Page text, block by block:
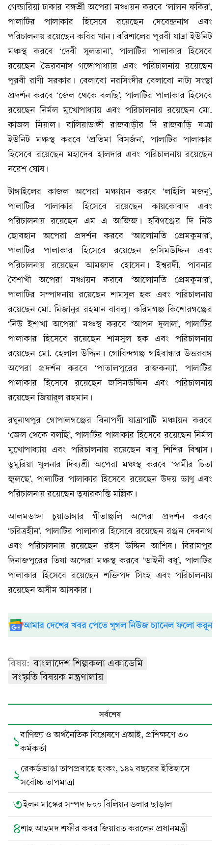
গেন্ডারিয়া ঢাকার বঙ্গশ্রী অপেরা মঞ্চায়ন করবে ‘লালন ফকির’,
পালাটির পালাকার হিসেবে রয়েছেন দেবেন্দ্রনাথ এবং
পরিচালনায় রয়েছেন কবির খান। বরিশালের পূরবী যাত্রা ইউনিট
মঞ্চস্থ করবে ‘দেবী সুলতানা’, পালাটির পালাকার হিসেবে
রয়েছেন ভৈরবনাথ গঙ্গোপাধ্যায় এবং পরিচালনায় রয়েছেন
পুরবী রাণী সরকার। বেলাবো নরসিংদীর বেলাবো নাট্য সংস্থা
প্রদর্শন করবে ‘জেল থেকে বলছি’, পালাটির পালাকার হিসেবে
রয়েছেন নির্মল মুখোপাধ্যায় এবং পরিচালনায় রয়েছেন মো.
কাজল মিয়াল। বালিয়াডাঙ্গী রাজবাড়ীর দি রাজবাড়ি যাত্রা
ইউনিট মঞ্চস্থ করবে ‘প্রতিমা বিসর্জন’, পালাটির পালাকার
হিসেবে রয়েছেন মহাদেব হালদার এবং পরিচালনায় রয়েছেন
নরেশ ঘোষ।
টাঙ্গাইলের কাজল অপেরা মঞ্চায়ন করবে ‘লাইলি মজনু’,
পালাটির পালাকার হিসেবে রয়েছেন কায়কোবাদ এবং
পরিচালনায় রয়েছেন এম এ আজিজ। হবিগঞ্জের দি নিউ
ছোবহান অপেরা প্রদর্শন করবে ‘আলোমতি প্রেমকুমার’,
পালাটির পালাকার হিসেবে রয়েছেন জসিমউদ্দিন এবং
পরিচালনায় রয়েছেন আমজাদ হোসেন। ইশ্বরদী, পাবনার
বৈশাখী অপেরা মঞ্চায়ন করবে ‘আলোমতি প্রেমকুমার’,
পালাটির সম্পাদনায় রয়েছেন শামসুল হক এবং পরিচালনায়
রয়েছেন মো. মিজানুর রহমান বাবলু। করিমগঞ্জ কিশোরগঞ্জের
‘নিউ ইশাখা অপেরা’ মঞ্চস্থ করবে ‘আপন দুলাল’, পালাটির
পালাকার হিসেবে রয়েছেন শামসুল হক এবং পরিচালনায়
রয়েছেন মো. হেলাল উদ্দিন। গোবিন্দগঞ্জ গাইবান্ধার উত্তরবঙ্গ
অপেরা প্রদর্শন করবে ‘পাতালপুরের রাজকন্যা’, পালাটির
পালাকার হিসেবে রয়েছেন জসিমউদ্দিন এবং পরিচালনায়
রয়েছেন জিয়ারুল রহমান।
রঘুনাথপুর গোপালগঞ্জের বিনাপণী যাত্রাপার্টি মঞ্চায়ন করবে
‘জেল থেকে বলছি’, পালাটির পালাকার হিসেবে রয়েছেন নির্মল
মুখোপাধ্যায় এবং পরিচালনায় রয়েছেন বাবু শিশির বিশ্বাস।
ডুমুরিয়া খুলনার দিব্যশ্রী অপেরা মঞ্চস্থ করবে ‘স্বামীর চিতা
জ্বলছে’, পালাটির পালাকার হিসেবে রয়েছেন উদয় ভাণু এবং
পরিচালনায় রয়েছেন তুষারকান্তি মল্লিক।
আলমডাঙ্গা চুয়াডাঙ্গার গীতাঞ্জলি অপেরা প্রদর্শন করবে
‘চরিত্রহীন’, পালাটির পালাকার হিসেবে রয়েছেন রঞ্জন দেবনাথ
এবং পরিচালনায় রয়েছেন রইস উদ্দিন আশিষ। বিরামপুর
দিনাজপুরের তিষা অপেরা মঞ্চস্থ করবে ‘ডাইনী বধূ’, পালাটির
পালাকার হিসেবে রয়েছেন শক্তিপদ সিংহ এবং পরিচালনায়
রয়েছেন অসীম আসকার।
আমার দেশের খবর পেতে গুগল নিউজ চ্যানেল ফলো করুন
বিষয়: বাংলাদেশ শিল্পকলা একাডেমি
সংস্কৃতি বিষয়ক মন্ত্রণালায়
সর্বশেষ
১বাণিজ্য ও অর্থনৈতিক বিশ্লেষণে এআই, প্রশিক্ষণে ৩০
কর্মকর্তা
২রেকর্ডভাঙা তাপপ্রবাহে হংকং, ১৪২ বছরের ইতিহাসে
সর্বোচ্চ তাপমাত্রা
৩ইলন মাস্কের সম্পদ ৮০০ বিলিয়ন ডলার ছাড়াল
৪শাহ আহমদ শফীর কবর জিয়ারত করলেন প্রধানমন্ত্রী